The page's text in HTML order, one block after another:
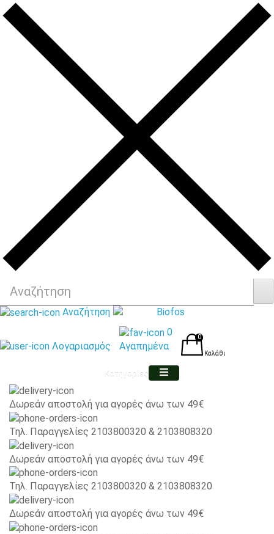
Αναζήτηση
Λογαριασμός
0
Αγαπημένα
Καλάθι
0
Κατηγορίες
Δωρεάν αποστολή για αγορές άνω των 49€
Τηλ. Παραγγελίες 2103800320 & 2103808320
Δωρεάν αποστολή για αγορές άνω των 49€
Τηλ. Παραγγελίες 2103800320 & 2103808320
Δωρεάν αποστολή για αγορές άνω των 49€